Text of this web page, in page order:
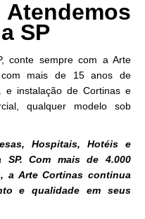
SP
conte sempre com a Arte
com mais de 15 anos de
e instalação de Cortinas e
qualquer modelo sob
Hospitais, Hotéis e
SP. Com mais de 4.000
a Arte Cortinas continua
e qualidade em seus